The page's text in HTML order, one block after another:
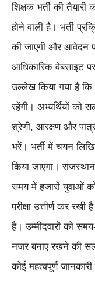
शिक्षक भर्ती की
होने वाली है। भर्ती
की जाएगी और आवेदन
आधिकारिक वेबसाइट
उल्लेख किया गया है कि
रहेंगी। अभ्यर्थियों
श्रेणी, आरक्षण और
भरें। भर्ती में चयन
किया जाएगा।
समय में हजारों युवाओं
परीक्षा उत्तीर्ण कर
है। उम्मीदवारों को
नजर बनाए रखने की
कोई महत्वपूर्ण